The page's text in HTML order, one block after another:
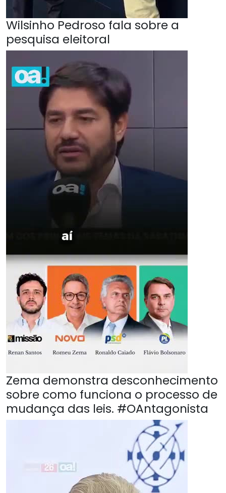
Wilsinho Pedroso fala sobre a
pesquisa eleitoral
Zema demonstra desconhecimento
sobre como funciona o processo de
mudança das leis. #OAntagonista